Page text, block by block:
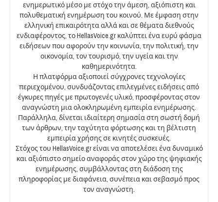
ενημερωτικό μέσο με στόχο την άμεση, αξιόπιστη και
πολυθεματική ενημέρωση του κοινού. Με έμφαση στην
ελληνική επικαιρότητα αλλά και σε θέματα διεθνούς
ενδιαφέροντος, το HellasVoice.gr καλύπτει ένα ευρύ φάσμα
ειδήσεων που αφορούν την κοινωνία, την πολιτική, την
οικονομία, τον τουρισμό, την υγεία και την
καθημερινότητα.
Η πλατφόρμα αξιοποιεί σύγχρονες τεχνολογίες
περιεχομένου, συνδυάζοντας επιλεγμένες ειδήσεις από
έγκυρες πηγές με πρωτογενές υλικό, προσφέροντας στον
αναγνώστη μια ολοκληρωμένη εμπειρία ενημέρωσης.
Παράλληλα, δίνεται ιδιαίτερη σημασία στη σωστή δομή
των άρθρων, την ταχύτητα φόρτωσης και τη βέλτιστη
εμπειρία χρήσης σε κινητές συσκευές.
Στόχος του HellasVoice.gr είναι να αποτελέσει ένα δυναμικό
και αξιόπιστο σημείο αναφοράς στον χώρο της ψηφιακής
ενημέρωσης, συμβάλλοντας στη διάδοση της
πληροφορίας με διαφάνεια, συνέπεια και σεβασμό προς
τον αναγνώστη.